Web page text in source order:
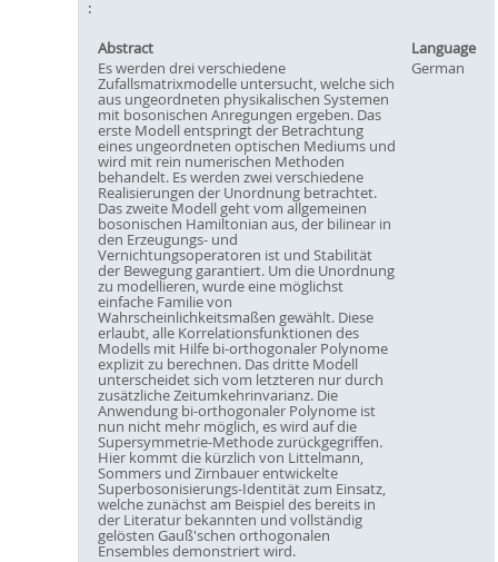
Abstract
Language
Es werden drei verschiedene
Zufallsmatrixmodelle untersucht, welche sich
aus ungeordneten physikalischen Systemen
mit bosonischen Anregungen ergeben. Das
erste Modell entspringt der Betrachtung
eines ungeordneten optischen Mediums und
wird mit rein numerischen Methoden
behandelt. Es werden zwei verschiedene
Realisierungen der Unordnung betrachtet.
Das zweite Modell geht vom allgemeinen
bosonischen Hamiltonian aus, der bilinear in
den Erzeugungs- und
Vernichtungsoperatoren ist und Stabilität
der Bewegung garantiert. Um die Unordnung
zu modellieren, wurde eine möglichst
einfache Familie von
Wahrscheinlichkeitsmaßen gewählt. Diese
erlaubt, alle Korrelationsfunktionen des
Modells mit Hilfe bi-orthogonaler Polynome
explizit zu berechnen. Das dritte Modell
unterscheidet sich vom letzteren nur durch
zusätzliche Zeitumkehrinvarianz. Die
Anwendung bi-orthogonaler Polynome ist
nun nicht mehr möglich, es wird auf die
Supersymmetrie-Methode zurückgegriffen.
Hier kommt die kürzlich von Littelmann,
Sommers und Zirnbauer entwickelte
Superbosonisierungs-Identität zum Einsatz,
welche zunächst am Beispiel des bereits in
der Literatur bekannten und vollständig
gelösten Gauß'schen orthogonalen
Ensembles demonstriert wird.
German